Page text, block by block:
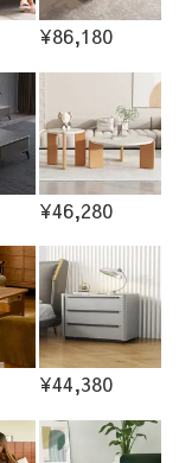
¥86,180
¥46,280
¥44,380